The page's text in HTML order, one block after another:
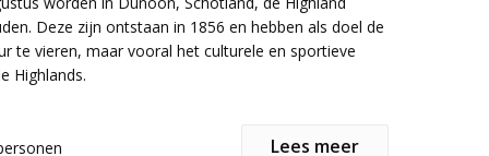
Deze zijn ontstaan in 1856 en hebben als doel de
te vieren, maar vooral het culturele en sportieve
Highlands.
ontmoeten. U wordt begroet door het geluid
Lees meer